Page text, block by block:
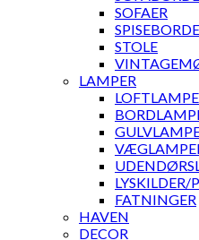
SOFAER
SPISEBORDE
STOLE
LAMPER
LYSKILDER/
FATNINGER
HAVEN
DECOR